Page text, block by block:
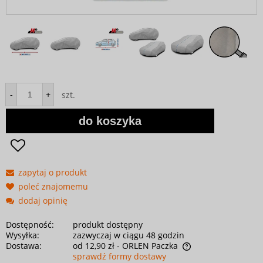
- + szt.
do koszyka
zapytaj o produkt
poleć znajomemu
dodaj opinię
Dostępność:
produkt dostępny
Wysyłka:
zazwyczaj w ciągu 48 godzin
Dostawa:
od 12,90 zł - ORLEN Paczka
sprawdź formy dostawy